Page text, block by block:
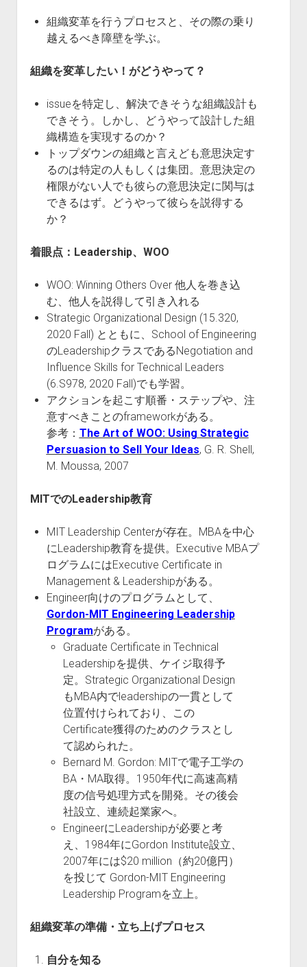
組織変革を行うプロセスと、その際の乗り
越えるべき障壁を学ぶ。
組織を変革したい！がどうやって？
issueを特定し、解決できそうな組織設計も
できそう。しかし、どうやって設計した組
織構造を実現するのか？
トップダウンの組織と言えども意思決定す
るのは特定の人もしくは集団。意思決定の
権限がない人でも彼らの意思決定に関与は
できるはず。どうやって彼らを説得する
か？
着眼点：Leadership、WOO
WOO: Winning Others Over 他人を巻き込
む、他人を説得して引き入れる
Strategic Organizational Design (15.320,
2020 Fall) とともに、School of Engineering
のLeadershipクラスであるNegotiation and
Influence Skills for Technical Leaders
(6.S978, 2020 Fall)でも学習。
アクションを起こす順番・ステップや、注
意すべきことのframeworkがある。
参考： The Art of WOO: Using Strategic
Persuasion to Sell Your Ideas, G. R. Shell,
M. Moussa, 2007
MITでのLeadership教育
MIT Leadership Centerが存在。MBAを中心
にLeadership教育を提供。Executive MBAプ
ログラムにはExecutive Certificate in
Management & Leadershipがある。
Engineer向けのプログラムとして、
Gordon-MIT Engineering Leadership
Programがある。
Graduate Certificate in Technical
Leadershipを提供、ケイジ取得予
定。Strategic Organizational Design
もMBA内でleadershipの一貫として
位置付けられており、この
Certificate獲得のためのクラスとし
て認められた。
Bernard M. Gordon: MITで電子工学の
BA・MA取得。1950年代に高速高精
度の信号処理方式を開発。その後会
社設立、連続起業家へ。
EngineerにLeadershipが必要と考
え、1984年にGordon Institute設立、
2007年には$20 million（約20億円）
を投じて Gordon-MIT Engineering
Leadership Programを立上。
組織変革の準備・立ち上げプロセス
自分を知る